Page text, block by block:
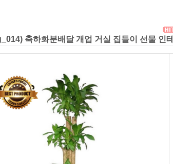
축하화분배달 개업 거실 집들이 선물 인